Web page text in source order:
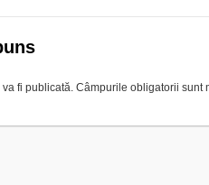
fi publicată. Câmpurile obligatorii sunt